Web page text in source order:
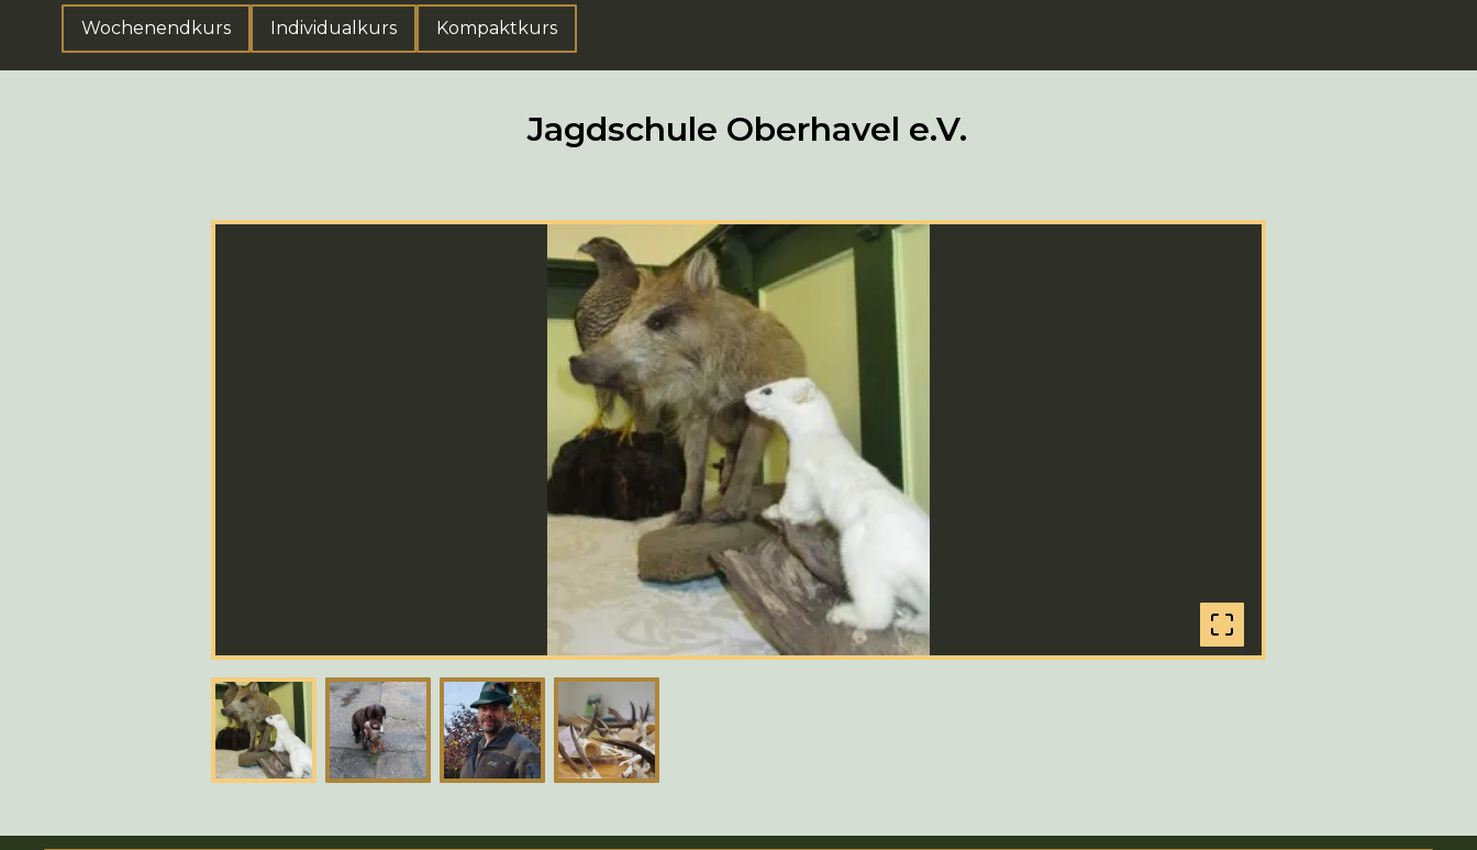
Wochenendkurs Individualkurs Kompaktkurs
Jagdschule Oberhavel e.V.